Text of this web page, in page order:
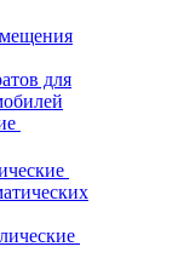
для